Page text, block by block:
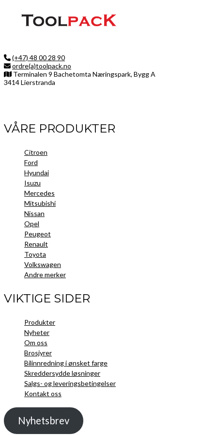
(+47) 48 00 28 90
ordre(a)toolpack.no
Terminalen 9 Bachetomta Næringspark, Bygg A
3414 Lierstranda
VÅRE PRODUKTER
Citroen
Ford
Hyundai
Isuzu
Mercedes
Mitsubishi
Nissan
Opel
Peugeot
Renault
Toyota
Volkswagen
Andre merker
VIKTIGE SIDER
Produkter
Nyheter
Om oss
Brosjyrer
Bilinnredning i ønsket farge
Skreddersydde løsninger
Salgs- og leveringsbetingelser
Kontakt oss
Nyhetsbrev